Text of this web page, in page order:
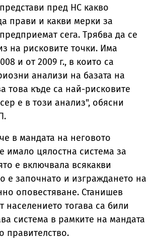
пред НС какво
прави и какви мерки за
сега. Трябва да се
на рисковите точки. Има
и от 2009 г., в които са
анализи на базата на
това къде са най-рисковите
е в този анализ", обясни
в мандата на неговото
имало цялостна система за
е включвала всякакви
е започнато и изграждането на
оповестяване. Станишев
населението тогава са били
система в рамките на мандата
правителство.